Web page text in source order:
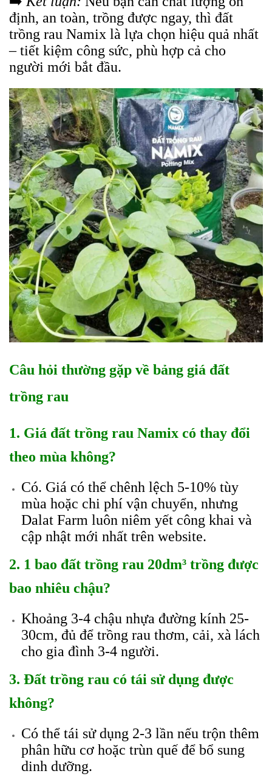
định, an toàn, trồng được ngay, thì đất
trồng rau Namix là lựa chọn hiệu quả nhất
– tiết kiệm công sức, phù hợp cả cho
người mới bắt đầu.
Câu hỏi thường gặp về bảng giá đất
trồng rau
1. Giá đất trồng rau Namix có thay đổi
theo mùa không?
Có. Giá có thể chênh lệch 5-10% tùy
mùa hoặc chi phí vận chuyển, nhưng
Dalat Farm luôn niêm yết công khai và
cập nhật mới nhất trên website.
2. 1 bao đất trồng rau 20dm³ trồng được
bao nhiêu chậu?
Khoảng 3-4 chậu nhựa đường kính 25-
30cm, đủ để trồng rau thơm, cải, xà lách
cho gia đình 3-4 người.
3. Đất trồng rau có tái sử dụng được
không?
Có thể tái sử dụng 2-3 lần nếu trộn thêm
phân hữu cơ hoặc trùn quế để bổ sung
dinh dưỡng.